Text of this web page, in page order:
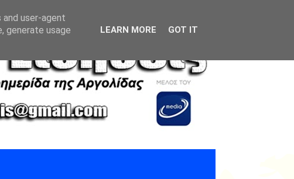
user-agent
generate usage
LEARN MORE GOT IT